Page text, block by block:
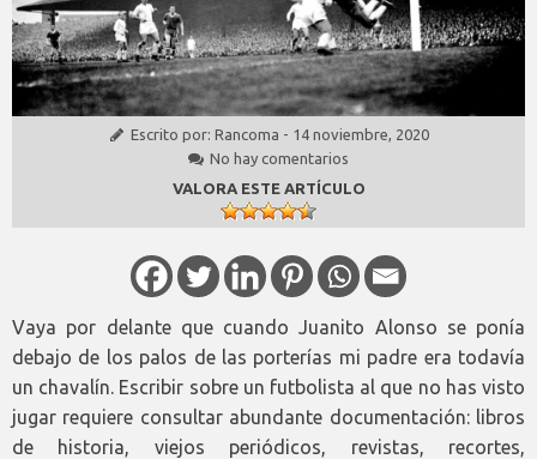
Escrito por: Rancoma - 14 noviembre, 2020
No hay comentarios
VALORA ESTE ARTÍCULO
Vaya por delante que cuando Juanito Alonso se ponía
debajo de los palos de las porterías mi padre era todavía
un chavalín. Escribir sobre un futbolista al que no has visto
jugar requiere consultar abundante documentación: libros
de historia, viejos periódicos, revistas, recortes,